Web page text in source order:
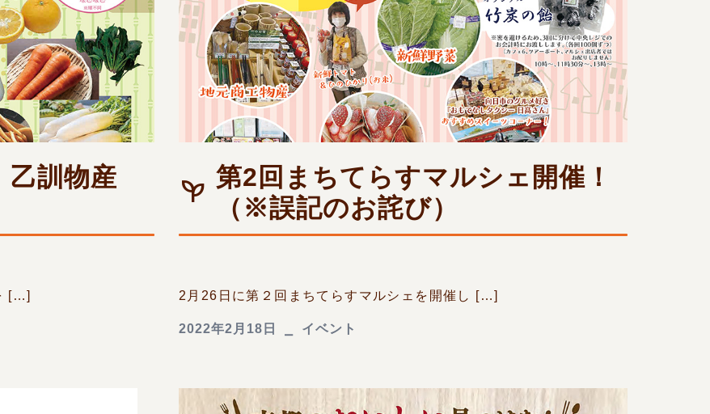
乙訓物産
[…]
第2回まちてらすマルシェ開催！
（※誤記のお詫び）
2月26日に第２回まちてらすマルシェを開催し […]
2022年2月18日 イベント